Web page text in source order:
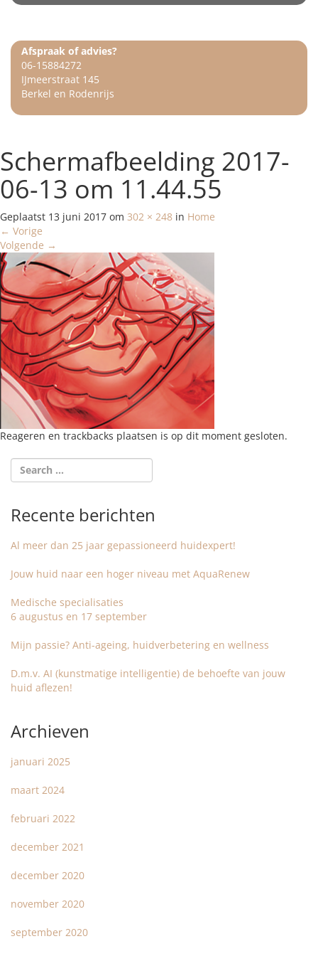
Afspraak of advies?
06-15884272
IJmeerstraat 145
Berkel en Rodenrijs
Schermafbeelding 2017-
06-13 om 11.44.55
Geplaatst 13 juni 2017 om 302 × 248 in Home
← Vorige
Volgende →
Reageren en trackbacks plaatsen is op dit moment gesloten.
Recente berichten
Al meer dan 25 jaar gepassioneerd huidexpert!
Jouw huid naar een hoger niveau met AquaRenew
Medische specialisaties
6 augustus en 17 september
Mijn passie? Anti-ageing, huidverbetering en wellness
D.m.v. AI (kunstmatige intelligentie) de behoefte van jouw
huid aflezen!
Archieven
januari 2025
maart 2024
februari 2022
december 2021
december 2020
november 2020
september 2020